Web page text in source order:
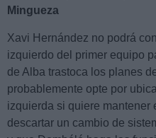
Mingueza
Xavi Hernández no podrá
izquierdo del primer equipo
de Alba trastoca los planes
probablemente opte por
izquierda si quiere mantener
descartar un cambio de